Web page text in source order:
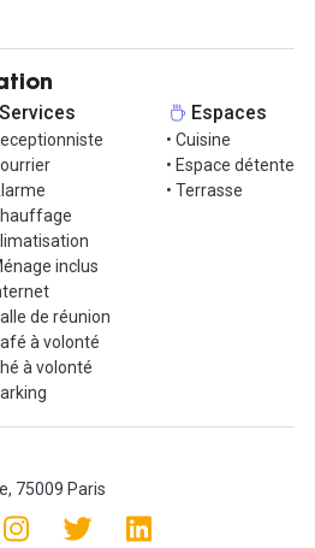
inclus
de réunion
à volonté
à volonté
Espaces
• Cuisine
• Espace détente
• Terrasse
75009 Paris